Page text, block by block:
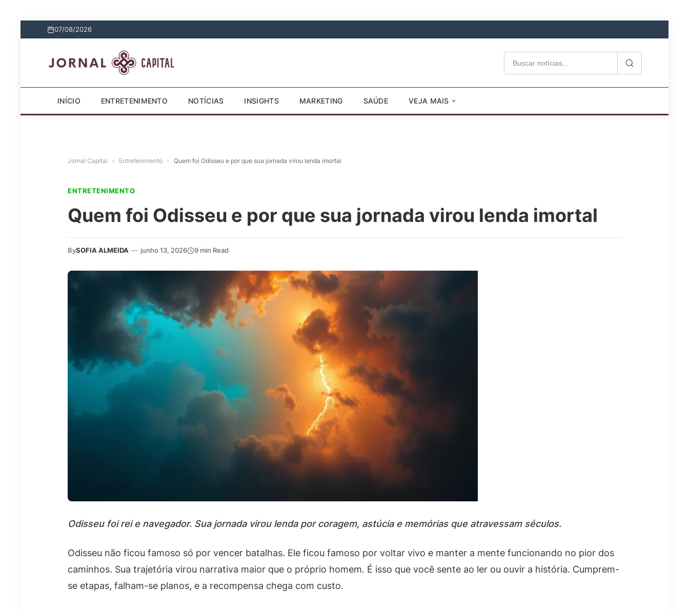
07/08/2026
INÍCIO ENTRETENIMENTO NOTÍCIAS INSIGHTS MARKETING SAÚDE VEJA MAIS
Jornal Capital » Entretenimento » Quem foi Odisseu e por que sua jornada virou lenda imortal
ENTRETENIMENTO
Quem foi Odisseu e por que sua jornada virou lenda imortal
BySOFIA ALMEIDA — junho 13, 2026 9 min Read
Odisseu foi rei e navegador. Sua jornada virou lenda por coragem, astúcia e memórias que atravessam séculos.
Odisseu não ficou famoso só por vencer batalhas. Ele ficou famoso por voltar vivo e manter a mente funcionando no pior dos
caminhos. Sua trajetória virou narrativa maior que o próprio homem. É isso que você sente ao ler ou ouvir a história. Cumprem-
se etapas, falham-se planos, e a recompensa chega com custo.